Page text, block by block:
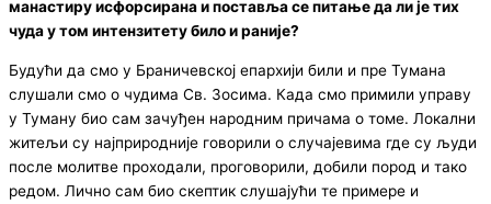
манастиру исфорсирана и поставља се питање да ли је тих
чуда у том интензитету било и раније?
Будући да смо у Браничевској епархији били и пре Тумана
слушали смо о чудима Св. Зосима. Када смо примили управу
у Туману био сам зачуђен народним причама о томе. Локални
житељи су најприродније говорили о случајевима где су људи
после молитве проходали, проговорили, добили пород и тако
редом. Лично сам био скептик слушајући те примере и